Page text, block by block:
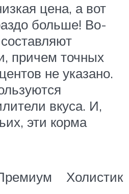
цена, а вот
больше! Во-
причем точных
не указано.
вкуса. И,
эти корма
Холистик